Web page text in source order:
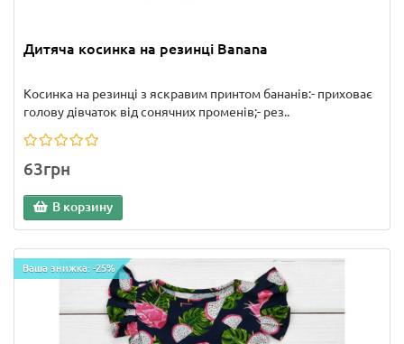
Дитяча косинка на резинці Banana
Косинка на резинці з яскравим принтом бананів:- приховає
голову дівчаток від сонячних променів;- рез..
63грн
В корзину
Ваша знижка: -25%